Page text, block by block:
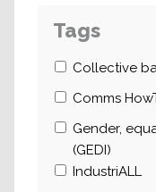
Tags
Collective
Comms
Gender,
(GEDI)
IndustriALL